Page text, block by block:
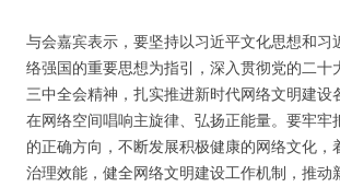
与会嘉宾表示，要坚持以习近平文化思想和习
络强国的重要思想为指引，深入贯彻党的二十
三中全会精神，扎实推进新时代网络文明建设
在网络空间唱响主旋律、弘扬正能量。要牢牢
的正确方向，不断发展积极健康的网络文化，
治理效能，健全网络文明建设工作机制，推动